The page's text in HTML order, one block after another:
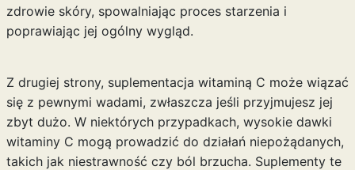
zdrowie skóry, spowalniając proces starzenia i
poprawiając jej ogólny wygląd.
Z drugiej strony, suplementacja witaminą C może wiązać
się z pewnymi wadami, zwłaszcza jeśli przyjmujesz jej
zbyt dużo. W niektórych przypadkach, wysokie dawki
witaminy C mogą prowadzić do działań niepożądanych,
takich jak niestrawność czy ból brzucha. Suplementy te